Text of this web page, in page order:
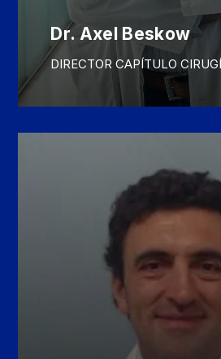
Dr. Axel Beskow
DIRECTOR CAPÍTULO